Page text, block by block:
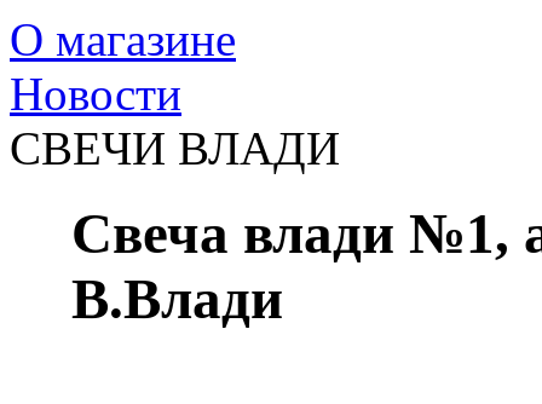
О магазине
Новости
СВЕЧИ ВЛАДИ
Свеча влади №1,
В.Влади